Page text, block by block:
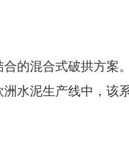
的混合式破拱方案。
水泥生产线中，该